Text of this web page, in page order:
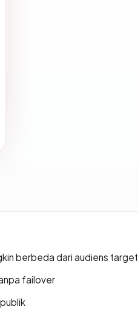
berbeda dari audiens target
failover